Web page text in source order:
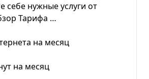
себе нужные услуги от
Тарифа …
на месяц
на месяц